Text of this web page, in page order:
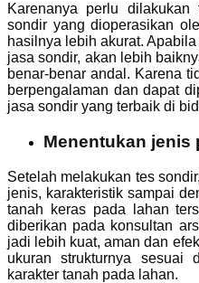
Karenanya perlu
sondir yang dioperasikan
hasilnya lebih akurat.
jasa sondir, akan lebih
benar-benar andal. Karena
berpengalaman dan dapat
jasa sondir yang terbaik di
Menentukan jenis
Setelah melakukan tes
jenis, karakteristik sampai
tanah keras pada lahan
diberikan pada konsultan
jadi lebih kuat, aman dan
ukuran strukturnya sesuai
karakter tanah pada lahan.